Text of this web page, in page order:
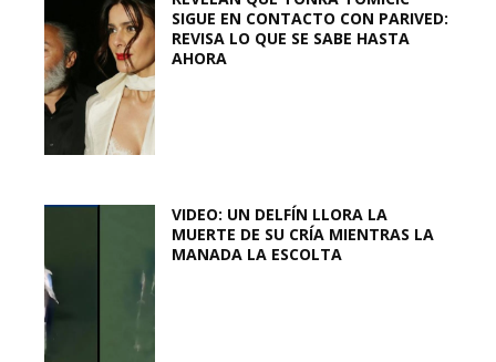
SIGUE EN CONTACTO CON PARIVED:
REVISA LO QUE SE SABE HASTA
AHORA
VIDEO: UN DELFÍN LLORA LA
MUERTE DE SU CRÍA MIENTRAS LA
MANADA LA ESCOLTA